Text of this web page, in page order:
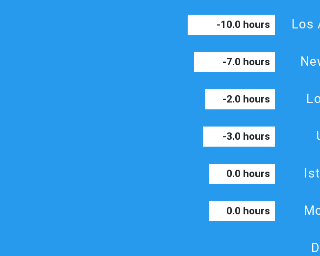
Los
-10.0 hours
-7.0 hours
-2.0 hours
-3.0 hours
0.0 hours
0.0 hours